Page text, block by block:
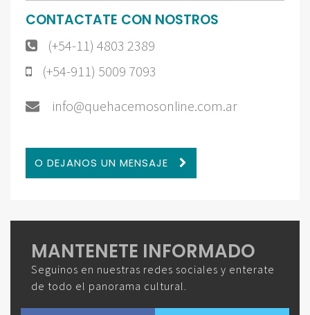
CONTACTATE CON NOSTROS
(+54-11) 4803 2389
(+54-911) 5009 7093
info@quehacemosonline.com.ar
O DEJANOS UN MENSAJE
MANTENETE INFORMADO
Seguinos en nuestras redes sociales y enterate
de todo el panorama cultural.